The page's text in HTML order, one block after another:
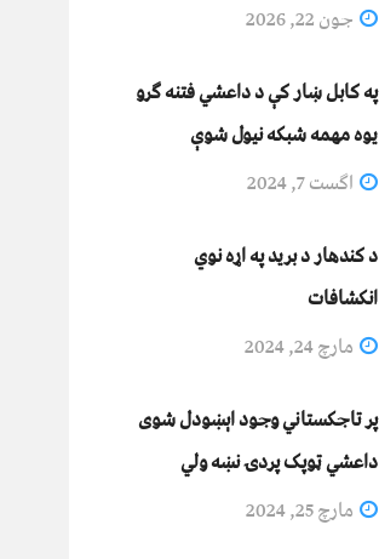
جون 22, 2026
په کابل ښار کې د داعشي فتنه ګرو
يوه مهمه شبکه نيول شوې
اگست 7, 2024
د کندهار د برید په اړه نوي
انکشافات
مارچ 24, 2024
پر تاجکستاني وجود اېښودل شوی
داعشي ټوپک پردۍ نښه ولي
مارچ 25, 2024